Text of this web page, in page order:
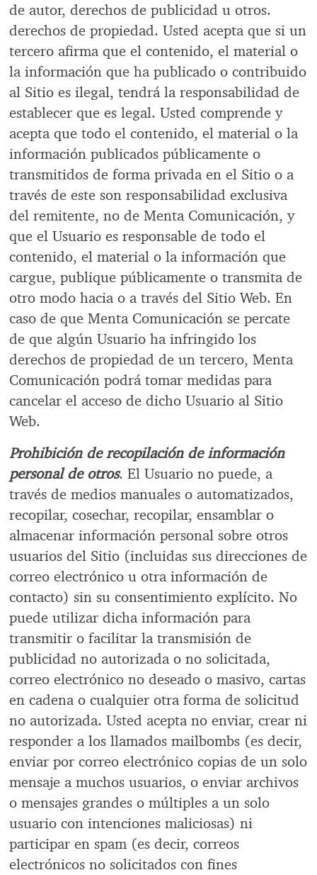
de autor, derechos de publicidad u otros.
derechos de propiedad. Usted acepta que si un
tercero afirma que el contenido, el material o
la información que ha publicado o contribuido
al Sitio es ilegal, tendrá la responsabilidad de
establecer que es legal. Usted comprende y
acepta que todo el contenido, el material o la
información publicados públicamente o
transmitidos de forma privada en el Sitio o a
través de este son responsabilidad exclusiva
del remitente, no de Menta Comunicación, y
que el Usuario es responsable de todo el
contenido, el material o la información que
cargue, publique públicamente o transmita de
otro modo hacia o a través del Sitio Web. En
caso de que Menta Comunicación se percate
de que algún Usuario ha infringido los
derechos de propiedad de un tercero, Menta
Comunicación podrá tomar medidas para
cancelar el acceso de dicho Usuario al Sitio
Web.
Prohibición de recopilación de información
personal de otros. El Usuario no puede, a
través de medios manuales o automatizados,
recopilar, cosechar, recopilar, ensamblar o
almacenar información personal sobre otros
usuarios del Sitio (incluidas sus direcciones de
correo electrónico u otra información de
contacto) sin su consentimiento explícito. No
puede utilizar dicha información para
transmitir o facilitar la transmisión de
publicidad no autorizada o no solicitada,
correo electrónico no deseado o masivo, cartas
en cadena o cualquier otra forma de solicitud
no autorizada. Usted acepta no enviar, crear ni
responder a los llamados mailbombs (es decir,
enviar por correo electrónico copias de un solo
mensaje a muchos usuarios, o enviar archivos
o mensajes grandes o múltiples a un solo
usuario con intenciones maliciosas) ni
participar en spam (es decir, correos
electrónicos no solicitados con fines